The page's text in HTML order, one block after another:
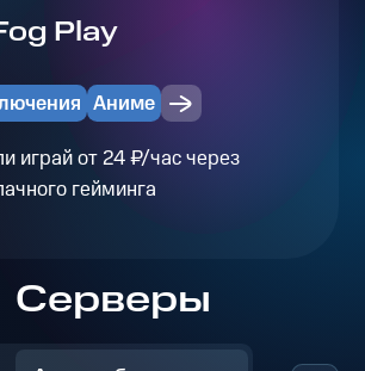
Play
Аниме
играй от 24 ₽/час через
гейминга
Серверы